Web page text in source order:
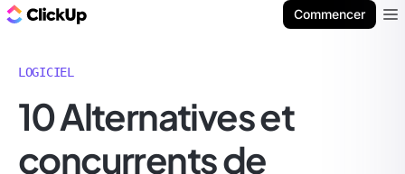
Commencer
LOGICIEL
10 Alternatives et
concurrents de